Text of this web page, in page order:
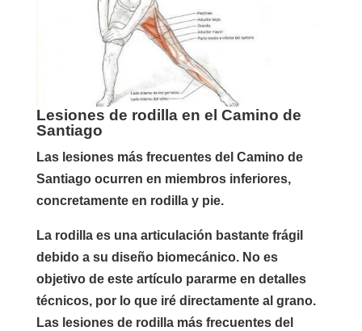
Lesiones de rodilla en el Camino de
Santiago
Las lesiones más frecuentes del Camino de
Santiago ocurren en miembros inferiores,
concretamente en rodilla y pie.
La rodilla es una articulación bastante frágil
debido a su diseño biomecánico. No es
objetivo de este artículo pararme en detalles
técnicos, por lo que iré directamente al grano.
Las lesiones de rodilla más frecuentes del